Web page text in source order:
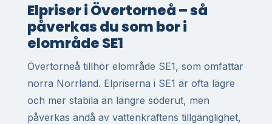
Elpriser i Övertorneå – så
påverkas du som bor i
elområde SE1
Övertorneå tillhör elområde SE1, som omfattar
norra Norrland. Elpriserna i SE1 är ofta lägre
och mer stabila än längre söderut, men
påverkas ändå av vattenkraftens tillgänglighet,